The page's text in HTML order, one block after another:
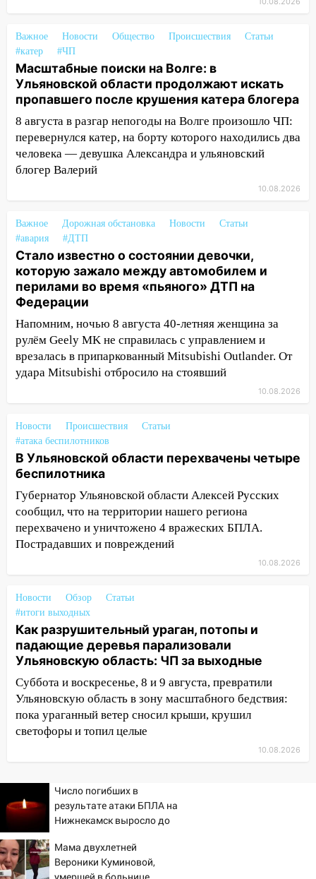
выразил соболезнования в связи с
трагедией в Нижнекамске
12:53
Число погибших в Нижнекамске
выросло до 13 человек, среди них есть
ребенок
12:46 Масштабные поиски на Волге: в
Ульяновской области продолжают
искать пропавшего после крушения
катера блогера
девочки, которую зажало между
автомобилем и перилами во время
«пьяного» ДТП на Федерации
11:29 Сергей Клопков назначен
начальником управления
административно-технического
контроля администрации Ульяновска
11:12
В Ульяновской области в огне
погиб один человек
12 человек погибли и 39 получили
Нижнекамск
10:51 В Ульяновской области
перехвачены четыре беспилотника
10:15 Соцсети: мотоциклист врезался в
«Калину» в Новом городе
10:11 Во время атаки беспилотников в
Нижнекамске погибли люди: в
10:06
месячной нормы осадков и упало 111
деревьев в Ульяновске
10:00 В Кузоватово ураганный ветер
повредил кровли районного дома
культуры и школы
09:20 Момент падения дерева на
машину в Ульяновске попал на видео
09:10
Соцсети: на Московском шоссе в
Ульяновске произошла авария
08:02
В Ульяновске во время
диспансеризации у 26-летнего парня
выявили онкологию
Важное Новости Общество Происшествия
Статьи
#катер
#ЧП
Масштабные поиски на Волге: в
Ульяновской области продолжают искать
пропавшего после крушения катера блогера
8 августа в разгар непогоды на Волге произошло ЧП:
перевернулся катер, на борту которого находились два
человека — девушка Александра и ульяновский
блогер Валерий
10.08.2026
Важное Дорожная обстановка Новости
Статьи
#авария
#ДТП
Стало известно о состоянии девочки,
которую зажало между автомобилем и
перилами во время «пьяного» ДТП на
Федерации
Напомним, ночью 8 августа 40-летняя женщина за
рулём Geely MK не справилась с управлением и
врезалась в припаркованный Mitsubishi Outlander. От
удара Mitsubishi отбросило на стоявший
10.08.2026
Новости Происшествия
Статьи
#атака беспилотников
В Ульяновской области перехвачены четыре
беспилотника
Губернатор Ульяновской области Алексей Русских
сообщил, что на территории нашего региона
перехвачено и уничтожено 4 вражеских БПЛА.
Пострадавших и повреждений
10.08.2026
Новости Обзор
Статьи
#итоги выходных
Как разрушительный ураган, потопы и
падающие деревья парализовали
Ульяновскую область: ЧП за выходные
Суббота и воскресенье, 8 и 9 августа, превратили
Ульяновскую область в зону масштабного бедствия:
пока ураганный ветер сносил крыши, крушил
светофоры и топил целые
10.08.2026
Число погибших в
результате атаки БПЛА на
Нижнекамск выросло до
Мама двухлетней
Вероники Куминовой,